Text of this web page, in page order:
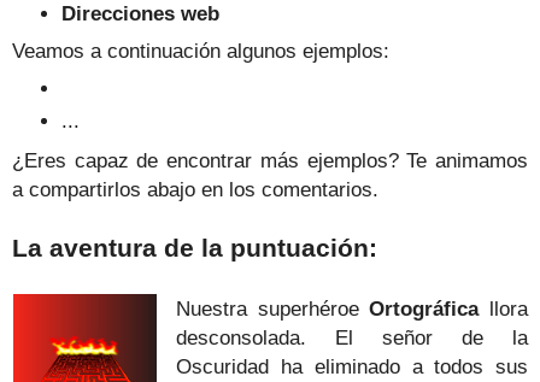
Direcciones web
Veamos a continuación algunos ejemplos:
...
¿Eres capaz de encontrar más ejemplos? Te animamos
a compartirlos abajo en los comentarios.
La aventura de la puntuación:
Nuestra superhéroeOrtográficallora
desconsolada. El señor de la
Oscuridad ha eliminado a todos sus